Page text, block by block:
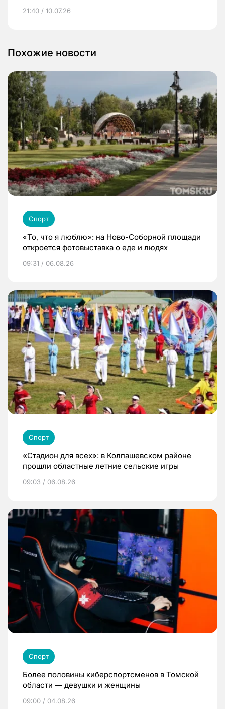
21:40 / 10.07.26
Похожие новости
Спорт
«То, что я люблю»: на Ново-Соборной площади
откроется фотовыставка о еде и людях
09:31 / 06.08.26
Спорт
«Стадион для всех»: в Колпашевском районе
прошли областные летние сельские игры
09:03 / 06.08.26
Спорт
Более половины киберспортсменов в Томской
области — девушки и женщины
09:00 / 04.08.26